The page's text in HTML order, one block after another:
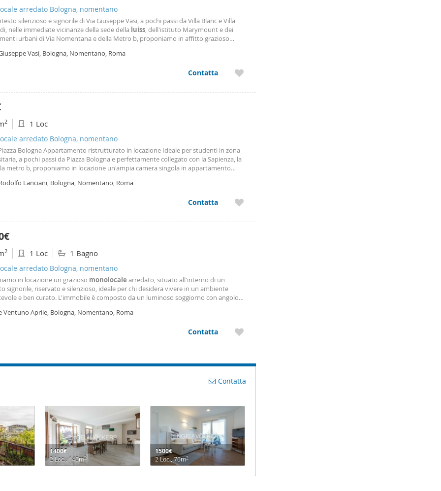
arredato Bologna, nomentano
silenzioso e signorile di Via Giuseppe Vasi, a pochi passi da Villa Blanc e Villa
nelle immediate vicinanze della sede della luiss, dell'istituto Marymount e dei
urbani di Via Nomentana e della Metro b, proponiamo in affitto grazioso
unico ambiente completamente
Vasi, Bologna, Nomentano, Roma
Contatta
2 1 Loc
arredato Bologna, nomentano
Bologna Appartamento ristrutturato in locazione Ideale per studenti in zona
a pochi passi da Piazza Bologna e perfettamente collegato con la Sapienza, la
metro b, proponiamo in locazione un'ampia camera singola in appartamento
interna: Ingresso 4 ampie camere da letto
Lanciani, Bologna, Nomentano, Roma
Contatta
2 1 Loc 1 Bagno
arredato Bologna, nomentano
in locazione un grazioso monolocale arredato, situato all'interno di un
signorile, riservato e silenzioso, ideale per chi desidera vivere in un ambiente
e ben curato. L'immobile è composto da un luminoso soggiorno con angolo
per garantire il massimo comfort in ogni
Ventuno Aprile, Bologna, Nomentano, Roma
Contatta
Contatta
1400€
2 Loc., 140m2
1500€
2 Loc., 70m2